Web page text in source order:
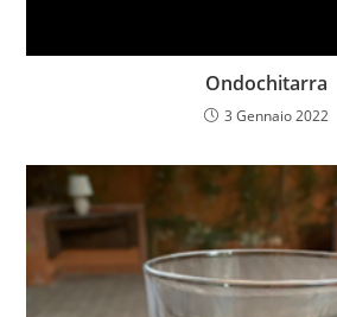
Ondochitarra
3 Gennaio 2022